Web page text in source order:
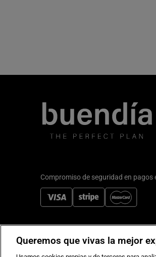
secondary
AfiliadosConviértete en
Compromiso de seguridad en pagos
Queremos que vivas la mejor